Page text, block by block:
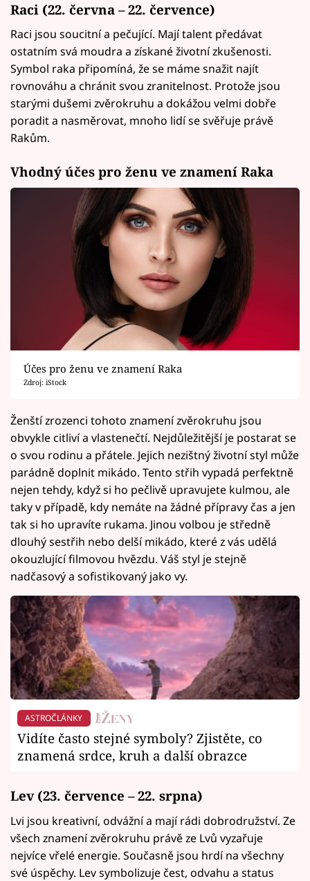
Raci (22. června – 22. července)
Raci jsou soucitní a pečující. Mají talent předávat
ostatním svá moudra a získané životní zkušenosti.
Symbol raka připomíná, že se máme snažit najít
rovnováhu a chránit svou zranitelnost. Protože jsou
starými dušemi zvěrokruhu a dokážou velmi dobře
poradit a nasměrovat, mnoho lidí se svěřuje právě
Rakům.
Vhodný účes pro ženu ve znamení Raka
Účes pro ženu ve znamení Raka
Zdroj: iStock
Ženští zrozenci tohoto znamení zvěrokruhu jsou
obvykle citliví a vlastenečtí. Nejdůležitější je postarat se
o svou rodinu a přátele. Jejich nezištný životní styl může
parádně doplnit mikádo. Tento střih vypadá perfektně
nejen tehdy, když si ho pečlivě upravujete kulmou, ale
taky v případě, kdy nemáte na žádné přípravy čas a jen
tak si ho upravíte rukama. Jinou volbou je středně
dlouhý sestřih nebo delší mikádo, které z vás udělá
okouzlující filmovou hvězdu. Váš styl je stejně
nadčasový a sofistikovaný jako vy.
ASTROČLÁNKY
Vidíte často stejné symboly? Zjistěte, co
znamená srdce, kruh a další obrazce
Lev (23. července – 22. srpna)
Lvi jsou kreativní, odvážní a mají rádi dobrodružství. Ze
všech znamení zvěrokruhu právě ze Lvů vyzařuje
nejvíce vřelé energie. Současně jsou hrdí na všechny
své úspěchy. Lev symbolizuje čest, odvahu a status